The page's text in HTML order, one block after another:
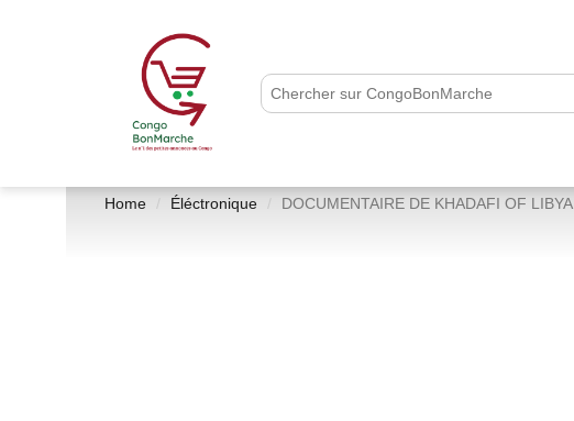
Home Éléctronique DOCUMENTAIRE DE KHADAFI OF LIBYA